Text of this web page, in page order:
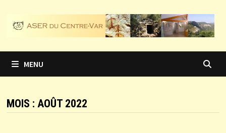
contenu
MENU
MOIS : AOÛT 2022